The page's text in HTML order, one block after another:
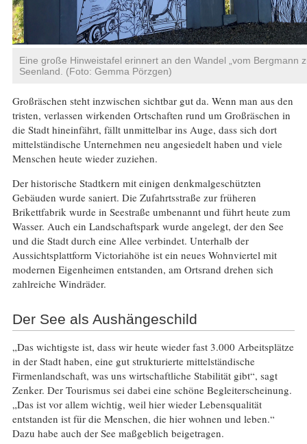
Eine große Hinweistafel erinnert an den Wandel „vom Bergmann
Seenland. (Foto: Gemma Pörzgen)
Großräschen steht inzwischen sichtbar gut da. Wenn man aus den
tristen, verlassen wirkenden Ortschaften rund um Großräschen in
die Stadt hineinfährt, fällt unmittelbar ins Auge, dass sich dort
mittelständische Unternehmen neu angesiedelt haben und viele
Menschen heute wieder zuziehen.
Der historische Stadtkern mit einigen denkmalgeschützten
Gebäuden wurde saniert. Die Zufahrtsstraße zur früheren
Brikettfabrik wurde in Seestraße umbenannt und führt heute zum
Wasser. Auch ein Landschaftspark wurde angelegt, der den See
und die Stadt durch eine Allee verbindet. Unterhalb der
Aussichtsplattform Victoriahöhe ist ein neues Wohnviertel mit
modernen Eigenheimen entstanden, am Ortsrand drehen sich
zahlreiche Windräder.
Der See als Aushängeschild
„Das wichtigste ist, dass wir heute wieder fast 3.000 Arbeitsplätze
in der Stadt haben, eine gut strukturierte mittelständische
Firmenlandschaft, was uns wirtschaftliche Stabilität gibt“, sagt
Zenker. Der Tourismus sei dabei eine schöne Begleiterscheinung.
„Das ist vor allem wichtig, weil hier wieder Lebensqualität
entstanden ist für die Menschen, die hier wohnen und leben.“
Dazu habe auch der See maßgeblich beigetragen.